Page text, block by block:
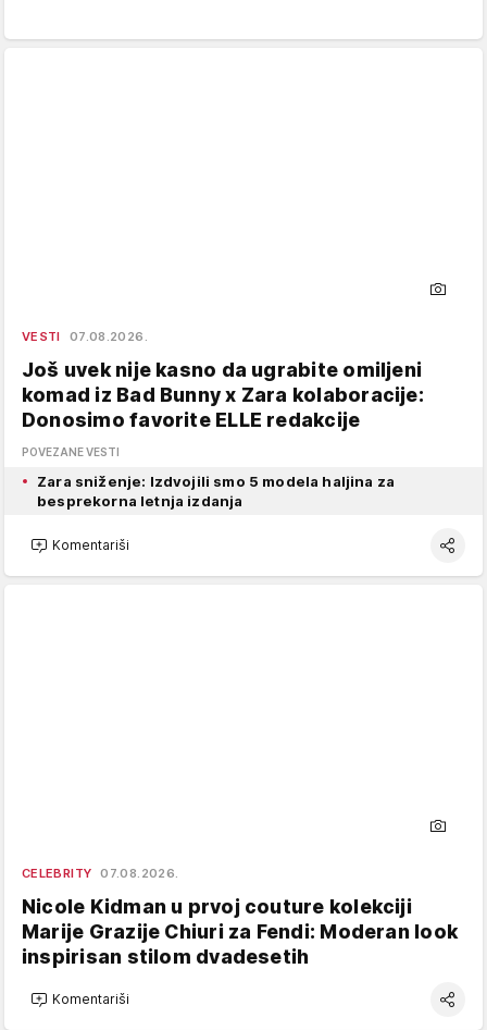
VESTI 07.08.2026.
Još uvek nije kasno da ugrabite omiljeni
komad iz Bad Bunny x Zara kolaboracije:
Donosimo favorite ELLE redakcije
POVEZANE VESTI
Zara sniženje: Izdvojili smo 5 modela haljina za
besprekorna letnja izdanja
Komentariši
CELEBRITY 07.08.2026.
Nicole Kidman u prvoj couture kolekciji
Marije Grazije Chiuri za Fendi: Moderan look
inspirisan stilom dvadesetih
Komentariši